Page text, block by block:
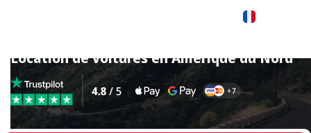
Location de voitures en Amérique du Nord